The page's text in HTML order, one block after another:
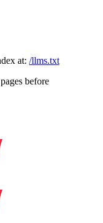
at: /llms.txt
before